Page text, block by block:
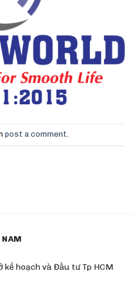
post a comment
NAM
kế hoạch và Đầu tư Tp HCM